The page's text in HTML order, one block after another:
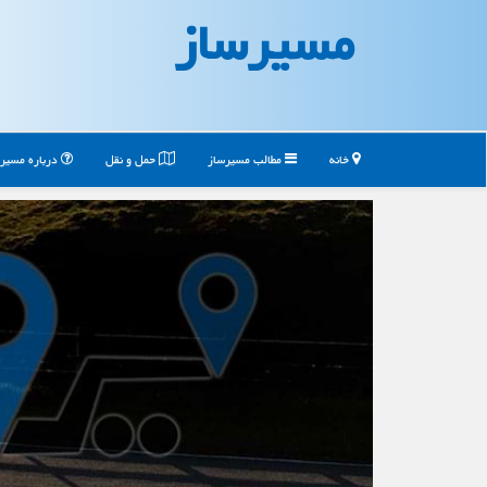
مسیرساز
خانه مطالب مسیرساز حمل و نقل درباره